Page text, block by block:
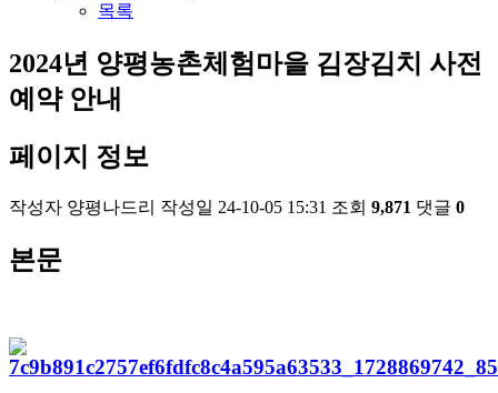
목록
2024년 양평농촌체험마을 김장김치 사전
예약 안내
페이지 정보
작성자 양평나드리 작성일 24-10-05 15:31 조회 9,871 댓글 0
본문